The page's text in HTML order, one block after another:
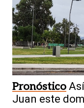
Pronóstico
Juan este